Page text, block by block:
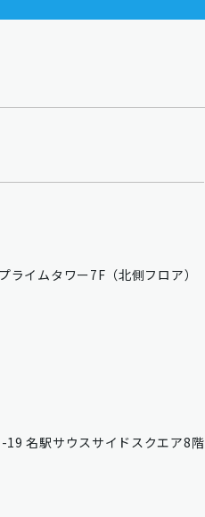
イムタワー7F（北側フロア）
名駅サウスサイドスクエア8階